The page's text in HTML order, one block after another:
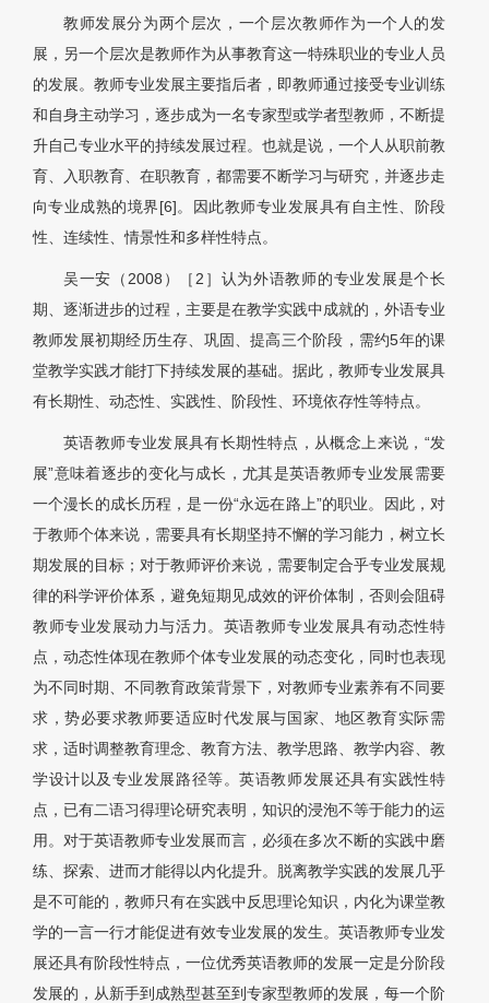
教师发展分为两个层次，一个层次教师作为一个人的发
展，另一个层次是教师作为从事教育这一特殊职业的专业人员
的发展。教师专业发展主要指后者，即教师通过接受专业训练
和自身主动学习，逐步成为一名专家型或学者型教师，不断提
升自己专业水平的持续发展过程。也就是说，一个人从职前教
育、入职教育、在职教育，都需要不断学习与研究，并逐步走
向专业成熟的境界[6]。因此教师专业发展具有自主性、阶段
性、连续性、情景性和多样性特点。
吴一安（2008）［2］认为外语教师的专业发展是个长
期、逐渐进步的过程，主要是在教学实践中成就的，外语专业
教师发展初期经历生存、巩固、提高三个阶段，需约5年的课
堂教学实践才能打下持续发展的基础。据此，教师专业发展具
有长期性、动态性、实践性、阶段性、环境依存性等特点。
英语教师专业发展具有长期性特点，从概念上来说，“发
展”意味着逐步的变化与成长，尤其是英语教师专业发展需要
一个漫长的成长历程，是一份“永远在路上”的职业。因此，对
于教师个体来说，需要具有长期坚持不懈的学习能力，树立长
期发展的目标；对于教师评价来说，需要制定合乎专业发展规
律的科学评价体系，避免短期见成效的评价体制，否则会阻碍
教师专业发展动力与活力。英语教师专业发展具有动态性特
点，动态性体现在教师个体专业发展的动态变化，同时也表现
为不同时期、不同教育政策背景下，对教师专业素养有不同要
求，势必要求教师要适应时代发展与国家、地区教育实际需
求，适时调整教育理念、教育方法、教学思路、教学内容、教
学设计以及专业发展路径等。英语教师发展还具有实践性特
点，已有二语习得理论研究表明，知识的浸泡不等于能力的运
用。对于英语教师专业发展而言，必须在多次不断的实践中磨
练、探索、进而才能得以内化提升。脱离教学实践的发展几乎
是不可能的，教师只有在实践中反思理论知识，内化为课堂教
学的一言一行才能促进有效专业发展的发生。英语教师专业发
展还具有阶段性特点，一位优秀英语教师的发展一定是分阶段
发展的，从新手到成熟型甚至到专家型教师的发展，每一个阶